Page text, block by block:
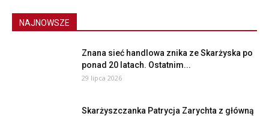
NAJNOWSZE
Znana sieć handlowa znika ze Skarżyska po
ponad 20 latach. Ostatnim...
29 lipca 2026
Skarżyszczanka Patrycja Zarychta z główną